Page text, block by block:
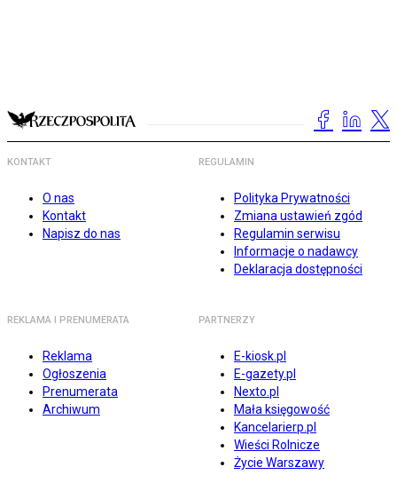
KONTAKT
O nas
Kontakt
Napisz do nas
REGULAMIN
Polityka Prywatności
Zmiana ustawień zgód
Regulamin serwisu
Informacje o nadawcy
Deklaracja dostępności
REKLAMA I PRENUMERATA
Reklama
Ogłoszenia
Prenumerata
Archiwum
PARTNERZY
E-kiosk.pl
E-gazety.pl
Nexto.pl
Mała księgowość
Kancelarierp.pl
Wieści Rolnicze
Życie Warszawy